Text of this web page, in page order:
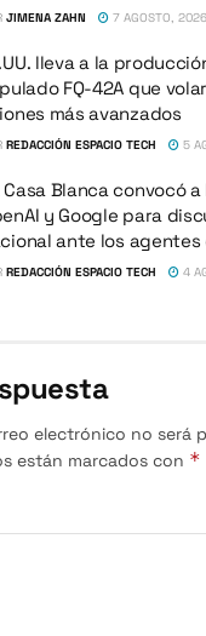
JIMENA ZAHN 7 AGOSTO, 2026
lleva a la
FQ-42A que
más avanzados
REDACCIÓN ESPACIO TECH 5
Casa Blanca convocó
y Google para
ante los agentes
REDACCIÓN ESPACIO TECH 4
electrónico no será
están marcados con *